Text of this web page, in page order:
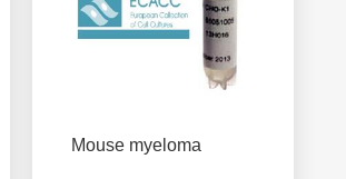
Mouse myeloma